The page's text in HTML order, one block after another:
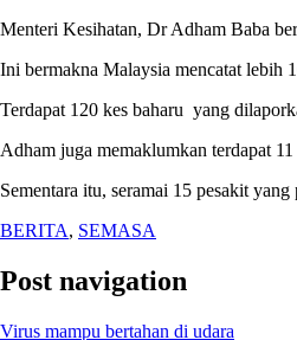
Menteri Kesihatan, Dr Adham Baba
Ini bermakna Malaysia mencatat lebih
Terdapat 120 kes baharu yang
Adham juga memaklumkan terdapat
Sementara itu, seramai 15 pesakit
BERITA, SEMASA
Post navigation
Virus mampu bertahan di udara